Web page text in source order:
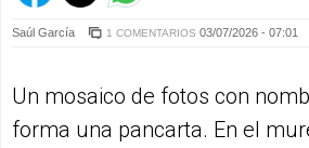
Saúl García 1 COMENTARIOS 03/07/2026 - 07:01
Un mosaico de fotos con
forma una pancarta. En el